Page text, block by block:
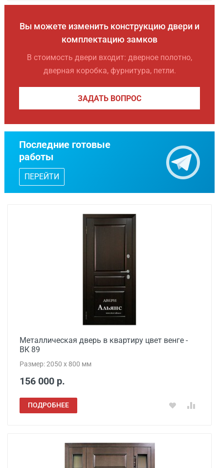
Вы можете изменить конструкцию двери и
комплектацию замков
В стоимость двери входит: дверное полотно,
дверная коробка, фурнитура, петли.
ЗАДАТЬ ВОПРОС
Последние готовые
работы
ПЕРЕЙТИ
Металлическая дверь в квартиру цвет венге -
ВК 89
Размер: 2050 x 800 мм
156 000 р.
ПОДРОБНЕЕ